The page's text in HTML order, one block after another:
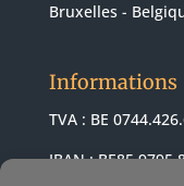
Bruxelles -
Informations
TVA : BE
IBAN : BE85 9795